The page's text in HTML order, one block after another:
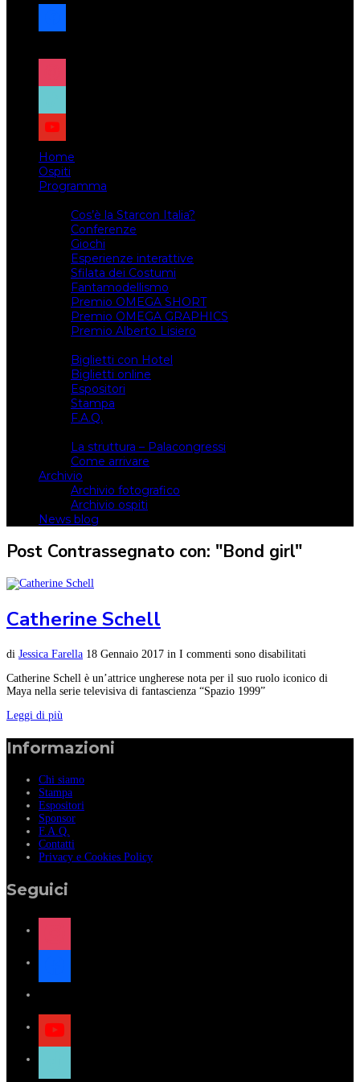
facebook
x
instagram
tiktok
youtube
Home
Ospiti
Programma
Cos’è la Starcon Italia?
Conferenze
Giochi
Esperienze interattive
Sfilata dei Costumi
Fantamodellismo
Premio OMEGA SHORT
Premio OMEGA GRAPHICS
Premio Alberto Lisiero
Biglietti con Hotel
Biglietti online
Espositori
Stampa
F.A.Q.
La struttura – Palacongressi
Come arrivare
Archivio
Archivio fotografico
Archivio ospiti
News blog
Post Contrassegnato con: "Bond girl"
Catherine Schell
di Jessica Farella 18 Gennaio 2017 in I commenti sono disabilitati
Catherine Schell è un’attrice ungherese nota per il suo ruolo iconico di
Maya nella serie televisiva di fantascienza “Spazio 1999”
Leggi di più
Informazioni
Chi siamo
Stampa
Espositori
Sponsor
F.A.Q.
Contatti
Privacy e Cookies Policy
Seguici
instagram
facebook
x
youtube
tiktok